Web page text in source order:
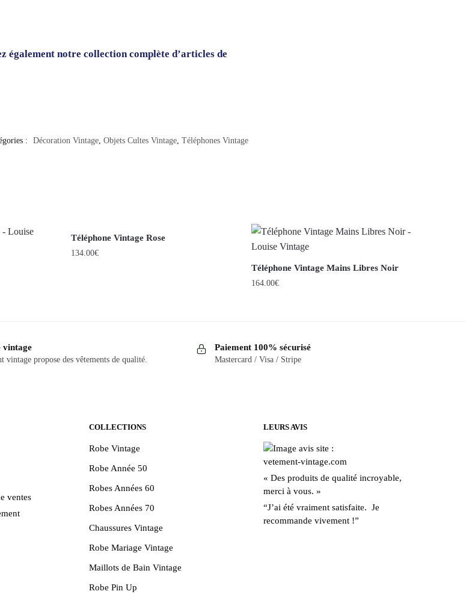
également notre collection complète d’articles de
: Décoration Vintage, Objets Cultes Vintage, Téléphones Vintage
Téléphone Vintage Rose
134.00€
Téléphone Vintage Mains Libres Noir
164.00€
vintage
vintage propose des vêtements de qualité.
Paiement 100% sécurisé
Mastercard / Visa / Stripe
ventes
COLLECTIONS
Robe Vintage
Robe Année 50
Robes Années 60
Robes Années 70
Chaussures Vintage
Robe Mariage Vintage
Maillots de Bain Vintage
Robe Pin Up
LEURS AVIS
« Des produits de qualité incroyable,
merci à vous. »
“J’ai été vraiment satisfaite. Je
recommande vivement !”